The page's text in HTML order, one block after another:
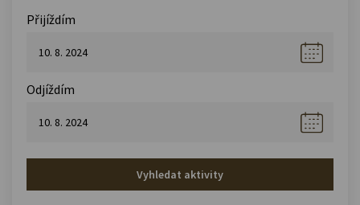
Přijíždím
Odjíždím
Vyhledat aktivity